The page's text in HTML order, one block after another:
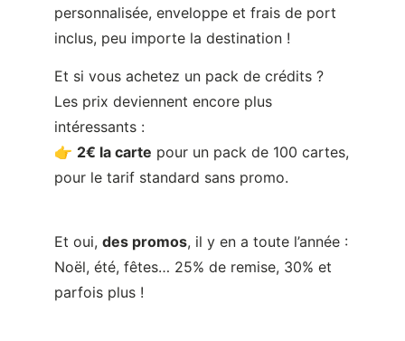
personnalisée, enveloppe et frais de port
inclus, peu importe la destination !
Et si vous achetez un pack de crédits ?
Les prix deviennent encore plus
intéressants :
👉 2€ la carte pour un pack de 100 cartes,
pour le tarif standard sans promo.
Et oui, des promos, il y en a toute l’année :
Noël, été, fêtes… 25% de remise, 30% et
parfois plus !